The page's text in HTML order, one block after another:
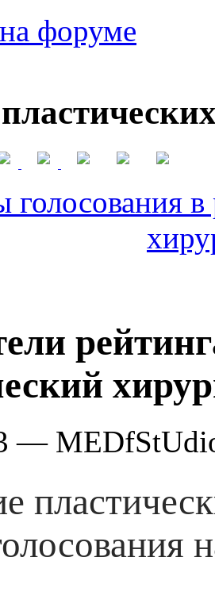
форуме
голосования
—